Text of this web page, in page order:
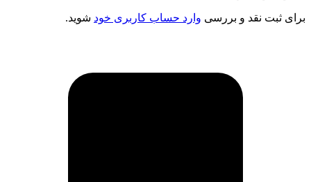
برای ثبت نقد و بررسی وارد حساب کاربری خود شوید.